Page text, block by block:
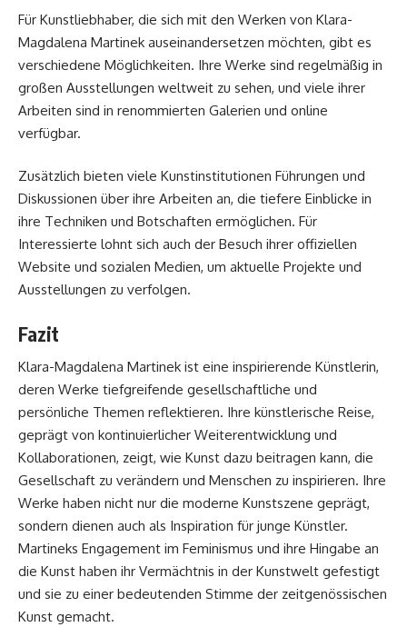
Für Kunstliebhaber, die sich mit den Werken von Klara-
Magdalena Martinek auseinandersetzen möchten, gibt es
verschiedene Möglichkeiten. Ihre Werke sind regelmäßig in
großen Ausstellungen weltweit zu sehen, und viele ihrer
Arbeiten sind in renommierten Galerien und online
verfügbar.
Zusätzlich bieten viele Kunstinstitutionen Führungen und
Diskussionen über ihre Arbeiten an, die tiefere Einblicke in
ihre Techniken und Botschaften ermöglichen. Für
Interessierte lohnt sich auch der Besuch ihrer offiziellen
Website und sozialen Medien, um aktuelle Projekte und
Ausstellungen zu verfolgen.
Fazit
Klara-Magdalena Martinek ist eine inspirierende Künstlerin,
deren Werke tiefgreifende gesellschaftliche und
persönliche Themen reflektieren. Ihre künstlerische Reise,
geprägt von kontinuierlicher Weiterentwicklung und
Kollaborationen, zeigt, wie Kunst dazu beitragen kann, die
Gesellschaft zu verändern und Menschen zu inspirieren. Ihre
Werke haben nicht nur die moderne Kunstszene geprägt,
sondern dienen auch als Inspiration für junge Künstler.
Martineks Engagement im Feminismus und ihre Hingabe an
die Kunst haben ihr Vermächtnis in der Kunstwelt gefestigt
und sie zu einer bedeutenden Stimme der zeitgenössischen
Kunst gemacht.